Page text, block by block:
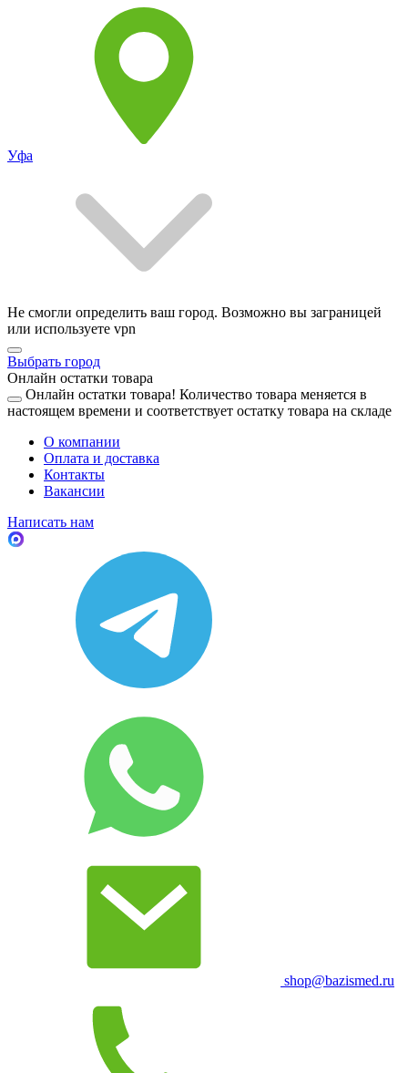
Уфа
Не смогли определить ваш город. Возможно вы заграницей
или используете vpn
Выбрать город
Онлайн остатки товара
Онлайн остатки товара! Количество товара меняется в
настоящем времени и соответствует остатку товара на складе
О компании
Оплата и доставка
Контакты
Вакансии
Написать нам
shop@bazismed.ru